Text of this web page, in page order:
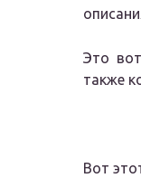
Это
также
Вот